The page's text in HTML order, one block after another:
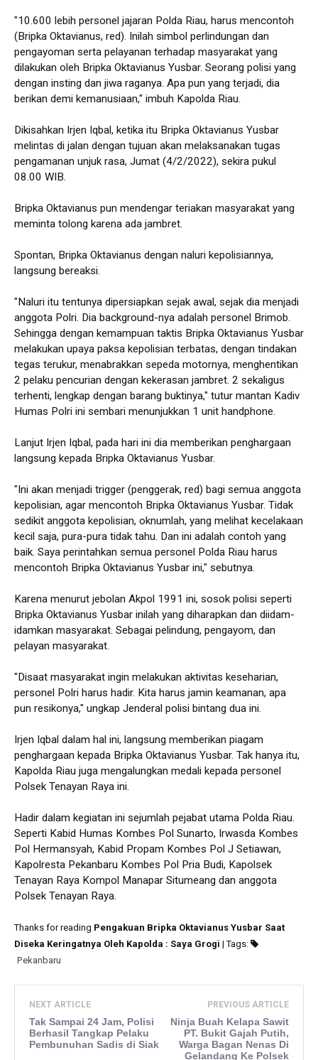
"10.600 lebih personel jajaran Polda Riau, harus mencontoh
(Bripka Oktavianus, red). Inilah simbol perlindungan dan
pengayoman serta pelayanan terhadap masyarakat yang
dilakukan oleh Bripka Oktavianus Yusbar. Seorang polisi yang
dengan insting dan jiwa raganya. Apa pun yang terjadi, dia
berikan demi kemanusiaan," imbuh Kapolda Riau.
Dikisahkan Irjen Iqbal, ketika itu Bripka Oktavianus Yusbar
melintas di jalan dengan tujuan akan melaksanakan tugas
pengamanan unjuk rasa, Jumat (4/2/2022), sekira pukul
08.00 WIB.
Bripka Oktavianus pun mendengar teriakan masyarakat yang
meminta tolong karena ada jambret.
Spontan, Bripka Oktavianus dengan naluri kepolisiannya,
langsung bereaksi.
"Naluri itu tentunya dipersiapkan sejak awal, sejak dia menjadi
anggota Polri. Dia background-nya adalah personel Brimob.
Sehingga dengan kemampuan taktis Bripka Oktavianus Yusbar
melakukan upaya paksa kepolisian terbatas, dengan tindakan
tegas terukur, menabrakkan sepeda motornya, menghentikan
2 pelaku pencurian dengan kekerasan jambret. 2 sekaligus
terhenti, lengkap dengan barang buktinya," tutur mantan Kadiv
Humas Polri ini sembari menunjukkan 1 unit handphone.
Lanjut Irjen Iqbal, pada hari ini dia memberikan penghargaan
langsung kepada Bripka Oktavianus Yusbar.
"Ini akan menjadi trigger (penggerak, red) bagi semua anggota
kepolisian, agar mencontoh Bripka Oktavianus Yusbar. Tidak
sedikit anggota kepolisian, oknumlah, yang melihat kecelakaan
kecil saja, pura-pura tidak tahu. Dan ini adalah contoh yang
baik. Saya perintahkan semua personel Polda Riau harus
mencontoh Bripka Oktavianus Yusbar ini," sebutnya.
Karena menurut jebolan Akpol 1991 ini, sosok polisi seperti
Bripka Oktavianus Yusbar inilah yang diharapkan dan diidam-
idamkan masyarakat. Sebagai pelindung, pengayom, dan
pelayan masyarakat.
"Disaat masyarakat ingin melakukan aktivitas keseharian,
personel Polri harus hadir. Kita harus jamin keamanan, apa
pun resikonya," ungkap Jenderal polisi bintang dua ini.
Irjen Iqbal dalam hal ini, langsung memberikan piagam
penghargaan kepada Bripka Oktavianus Yusbar. Tak hanya itu,
Kapolda Riau juga mengalungkan medali kepada personel
Polsek Tenayan Raya ini.
Hadir dalam kegiatan ini sejumlah pejabat utama Polda Riau.
Seperti Kabid Humas Kombes Pol Sunarto, Irwasda Kombes
Pol Hermansyah, Kabid Propam Kombes Pol J Setiawan,
Kapolresta Pekanbaru Kombes Pol Pria Budi, Kapolsek
Tenayan Raya Kompol Manapar Situmeang dan anggota
Polsek Tenayan Raya.
Thanks for reading Pengakuan Bripka Oktavianus Yusbar Saat
Diseka Keringatnya Oleh Kapolda : Saya Grogi | Tags:
Pekanbaru
NEXT ARTICLE
Tak Sampai 24 Jam, Polisi
Berhasil Tangkap Pelaku
Pembunuhan Sadis di Siak
PREVIOUS ARTICLE
Ninja Buah Kelapa Sawit
PT. Bukit Gajah Putih,
Warga Bagan Nenas Di
Gelandang Ke Polsek